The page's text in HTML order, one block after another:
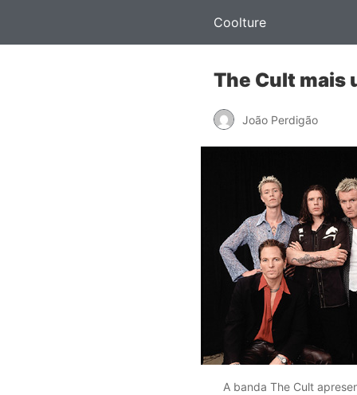
Coolture
The Cult mais
João Perdigão
A banda The Cult